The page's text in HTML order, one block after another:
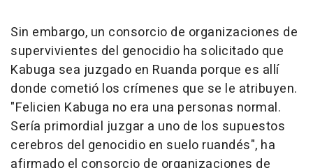
Sin embargo, un consorcio de organizaciones de
supervivientes del genocidio ha solicitado que
Kabuga sea juzgado en Ruanda porque es allí
donde cometió los crímenes que se le atribuyen.
"Felicien Kabuga no era una personas normal.
Sería primordial juzgar a uno de los supuestos
cerebros del genocidio en suelo ruandés", ha
afirmado el consorcio de organizaciones de